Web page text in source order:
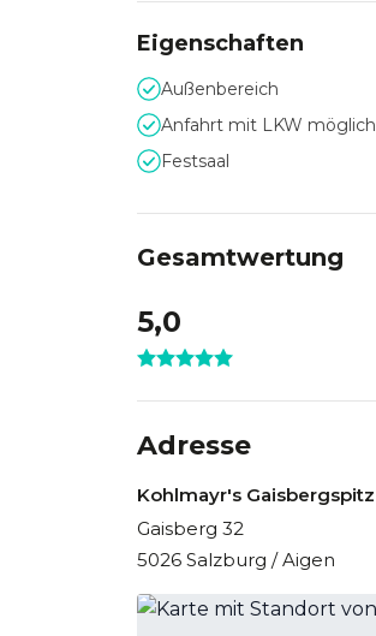
Eigenschaften
Außenbereich
Anfahrt mit LKW möglich
Festsaal
Gesamtwertung
5,0
Adresse
Kohlmayr's Gaisbergspitz
Gaisberg 32
5026 Salzburg / Aigen